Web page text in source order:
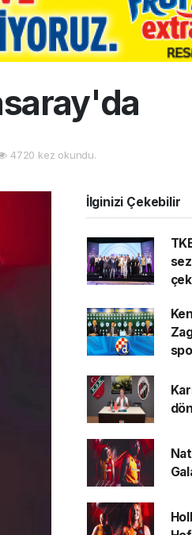
4720 kez okundu.
İlginizi Çekebilir